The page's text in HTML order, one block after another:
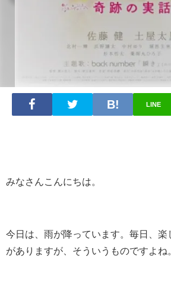
LINE
みなさんこんにちは。
今日は、雨が降っています。毎日、楽
がありますが、そういうものですよね